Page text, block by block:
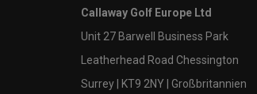
Callaway Golf Europe Ltd
Unit 27 Barwell Business Park
Leatherhead Road Chessington
Surrey | KT9 2NY | Großbritannien